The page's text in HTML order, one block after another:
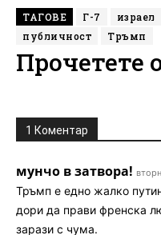
ТАГОВЕ Г-7 израел
публичност
Тръмп
Прочетете
1 Коментар
мунчо в затвора!
Тръмп е едно жалко
дори да прави френска
зарази с чума.